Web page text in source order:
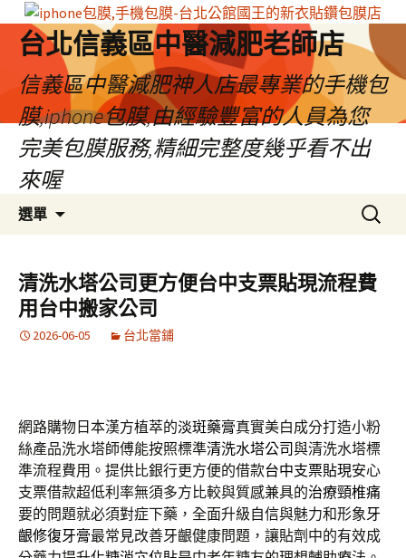
台北信義區中醫減肥老師店
信義區中醫減肥神人店最專業的手機包
膜,iphone包膜,由經驗豐富的人員為您
完美包膜服務,精細完整度幾乎看不出
來喔
選單
容
區
搜
尋
鍵
字:
清洗水塔公司更方便台中支票貼現流程費
用台中搬家公司
2026-06-05 台北當鋪
網路購物日本漢方植萃的淡斑藥膏真實美白成分打造小粉
絲產品洗水塔師傅能按照標準清洗水塔公司與清洗水塔標
準流程費用。提供比銀行更方便的借款台中支票貼現安心
支票借款超低利率無須多方比較與質感兼具的治療頸椎痛
要的問題就必須對症下藥，全面升級自信與魅力和形象牙
齦修復牙膏最常見改善牙齦健康問題，讓貼劑中的有效成